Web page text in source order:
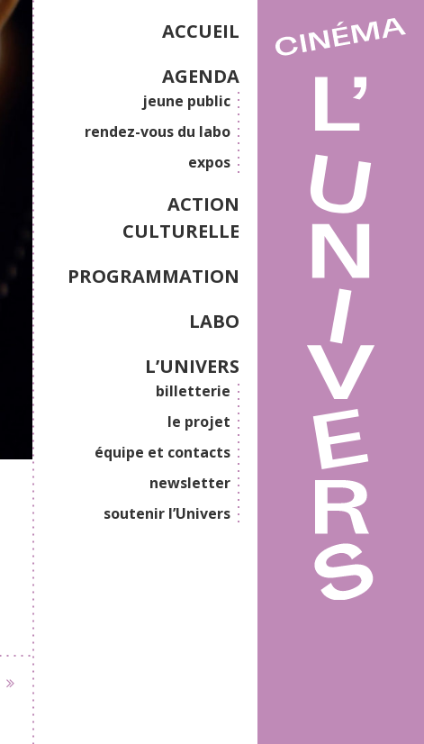
ACCUEIL
AGENDA
jeune public
rendez-vous du labo
expos
ACTION
CULTURELLE
PROGRAMMATION
LABO
L’UNIVERS
billetterie
le projet
équipe et contacts
newsletter
soutenir l’Univers